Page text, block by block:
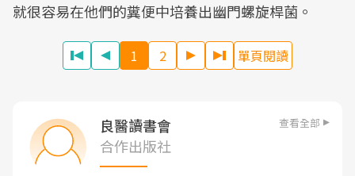
就很容易在他們的糞便中培養出幽門螺旋桿菌。
1 2 單頁閱讀
良醫讀書會 查看全部
合作出版社